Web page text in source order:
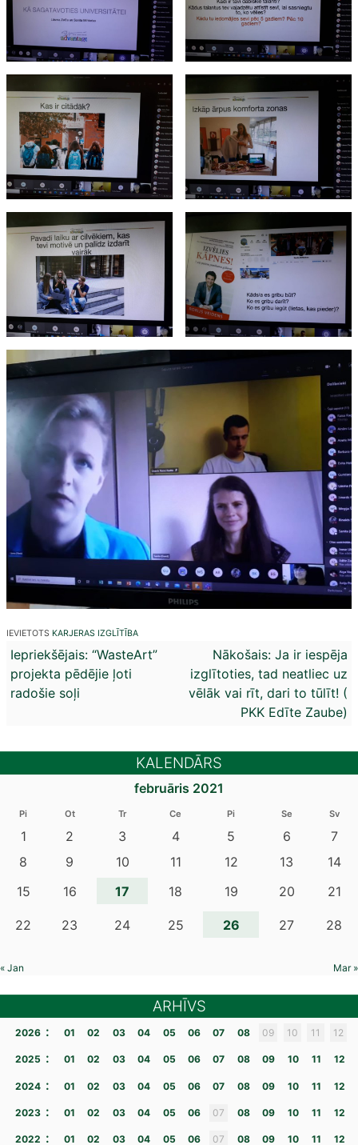
IEVIETOTS KARJERAS IZGLĪTĪBA
Ziņu
izvēlne
Iepriekšējais: “WasteArt”
projekta pēdējie ļoti
radošie soļi
Nākošais: Ja ir iespēja
izglītoties, tad neatliec uz
vēlāk vai rīt, dari to tūlīt! (
PKK Edīte Zaube)
KALENDĀRS
februāris 2021
Pi Ot Tr Ce Pi Se Sv
1 2 3 4 5 6
7
8
9 10 11 12 13
14
15
16 17 18 19 20 21
22 23 24 25 26 27 28
« Jan Mar »
ARHĪVS
2026 : 01 02 03 04 05 06 07 08 09 10 11 12
2025 : 01 02 03 04 05 06 07 08 09 10 11 12
2024 : 01 02 03 04 05 06 07 08 09 10 11 12
2023 : 01 02 03 04 05 06 07 08 09 10 11 12
2022 : 01 02 03 04 05 06 07 08 09 10 11 12